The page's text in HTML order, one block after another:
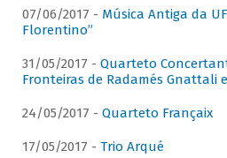
07/06/2017 - Música Antiga da
Florentino”
31/05/2017 - Quarteto
Fronteiras de Radamés Gnattali
24/05/2017 - Quarteto Françaix
17/05/2017 - Trio Arqué